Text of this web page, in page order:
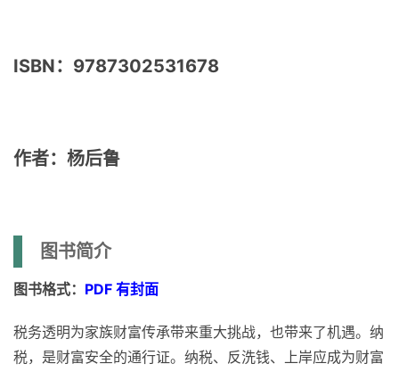
ISBN：9787302531678
作者：杨后鲁
图书简介
图书格式： PDF 有封面
税务透明为家族财富传承带来重大挑战，也带来了机遇。纳
税，是财富安全的通行证。纳税、反洗钱、上岸应成为财富